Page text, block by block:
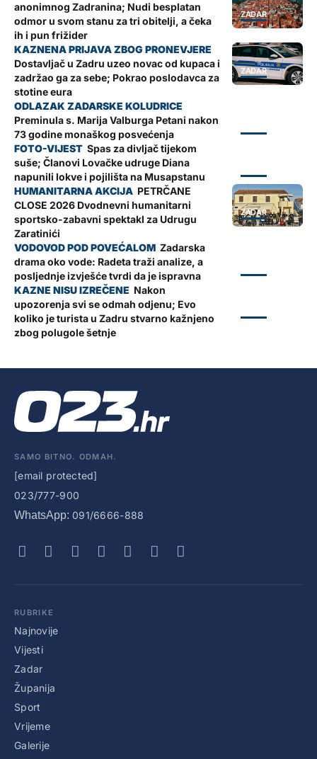
ZADAR
anonimnog Zadranina; Nudi besplatan
odmor u svom stanu za tri obitelji, a čeka
ih i pun frižider
ZADAR
Dostavljač u Zadru uzeo novac od kupaca i
zadržao ga za sebe; Pokrao poslodavca za
stotine eura
Preminula s. Marija Valburga Petani nakon
73 godine monaškog posvećenja
Spas za divljač tijekom
suše; Članovi Lovačke udruge Diana
napunili lokve i pojilišta na Musapstanu
ZADAR
PETRČANE
CLOSE 2026 Dvodnevni humanitarni
sportsko-zabavni spektakl za Udrugu
Zaratinići
Zadarska
drama oko vode: Radeta traži analize, a
posljednje izvješće tvrdi da je ispravna
Nakon
upozorenja svi se odmah odjenu; Evo
koliko je turista u Zadru stvarno kažnjeno
zbog polugole šetnje
SAMO BITNO. ODMAH.
[email protected]
023/777-900
WhatsApp: 091/6666-888
RUBRIKE
Najnovije
Vijesti
Zadar
Županija
Sport
Vrijeme
Galerije